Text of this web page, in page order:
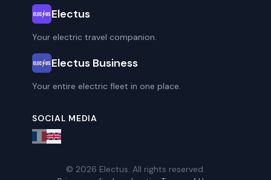
Electus
Your electric travel companion.
Electus Business
Your entire electric fleet in one place.
SOCIAL MEDIA
© 2026 Electus. All rights reserved.